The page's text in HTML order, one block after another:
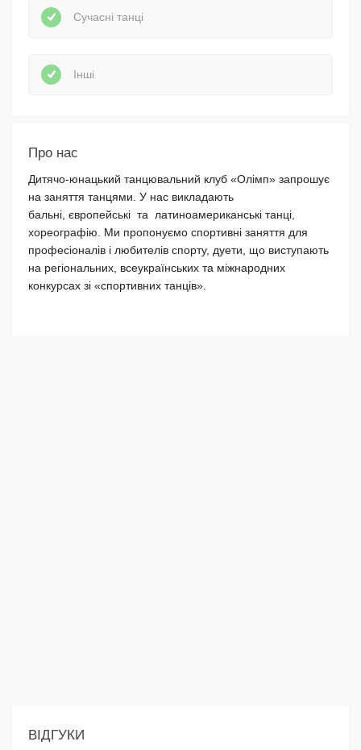
Сучасні танці
Інші
Про нас
Дитячо-юнацький танцювальний клуб «Олімп» запрошує
на заняття танцями. У нас викладають
бальні, європейські та латиноамериканські танці,
хореографію. Ми пропонуємо спортивні заняття для
професіоналів і любителів спорту, дуети, що виступають
на регіональних, всеукраїнських та міжнародних
конкурсах зі «спортивних танців».
ВІДГУКИ